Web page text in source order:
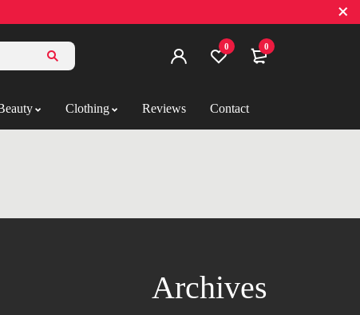
0 0
Clothing Reviews Contact
Archives